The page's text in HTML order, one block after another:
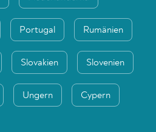
Portugal Rumänien
Slovakien Slovenien
Ungern Cypern